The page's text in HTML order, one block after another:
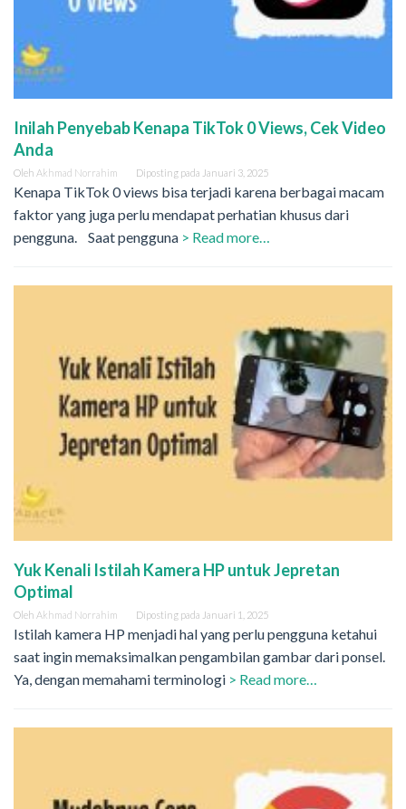
Inilah Penyebab Kenapa TikTok 0 Views, Cek Video
Anda
Oleh Akhmad Norrahim Diposting pada Januari 3, 2025
Kenapa TikTok 0 views bisa terjadi karena berbagai macam
faktor yang juga perlu mendapat perhatian khusus dari
pengguna. Saat pengguna > Read more…
Yuk Kenali Istilah Kamera HP untuk Jepretan
Optimal
Oleh Akhmad Norrahim Diposting pada Januari 1, 2025
Istilah kamera HP menjadi hal yang perlu pengguna ketahui
saat ingin memaksimalkan pengambilan gambar dari ponsel.
Ya, dengan memahami terminologi > Read more…